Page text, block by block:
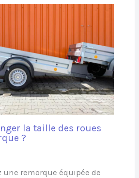
la taille des roues
?
une remorque équipée de